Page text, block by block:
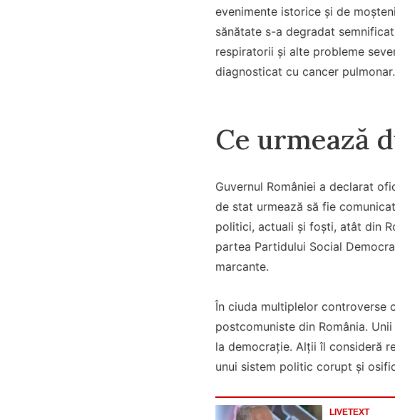
evenimente istorice și de
sănătate s-a degradat
respiratorii și alte probleme
diagnosticat cu cancer pulmonar.
Ce urmează
Guvernul României a declarat
de stat urmează să fie
politici, actuali și foști, atât din
partea Partidului Social
marcante.
În ciuda multiplelor controverse
postcomuniste din România.
la democrație. Alții îl consideră
unui sistem politic corupt și
LIVETEXT